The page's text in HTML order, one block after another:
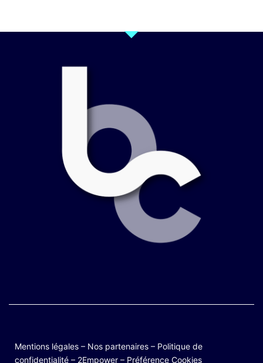
Mentions légales – Nos partenaires – Politique de
confidentialité – 2Empower – Préférence Cookies